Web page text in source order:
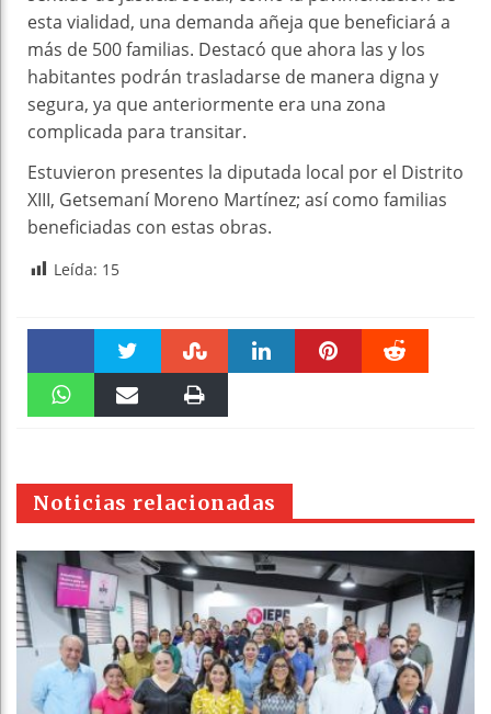
esta vialidad, una demanda añeja que beneficiará a
más de 500 familias. Destacó que ahora las y los
habitantes podrán trasladarse de manera digna y
segura, ya que anteriormente era una zona
complicada para transitar.
Estuvieron presentes la diputada local por el Distrito
XIII, Getsemaní Moreno Martínez; así como familias
beneficiadas con estas obras.
Leída: 15
Faceboo Twitter Stumble
pt
Noticias relacionadas